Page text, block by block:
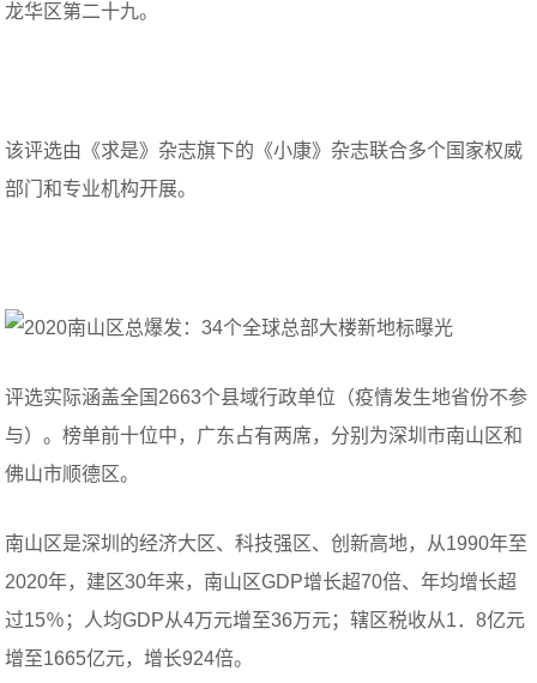
龙华区第二十九。
该评选由《求是》杂志旗下的《小康》杂志联合多个国家权威
部门和专业机构开展。
评选实际涵盖全国2663个县域行政单位（疫情发生地省份不参
与）。榜单前十位中，广东占有两席，分别为深圳市南山区和
佛山市顺德区。
南山区是深圳的经济大区、科技强区、创新高地，从1990年至
2020年，建区30年来，南山区GDP增长超70倍、年均增长超
过15％；人均GDP从4万元增至36万元；辖区税收从1．8亿元
增至1665亿元，增长924倍。